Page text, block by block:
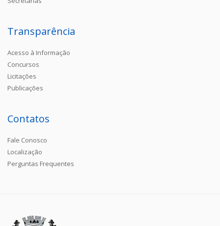
Transparência
Acesso à Informação
Concursos
Licitações
Publicações
Contatos
Fale Conosco
Localização
Perguntas Frequentes